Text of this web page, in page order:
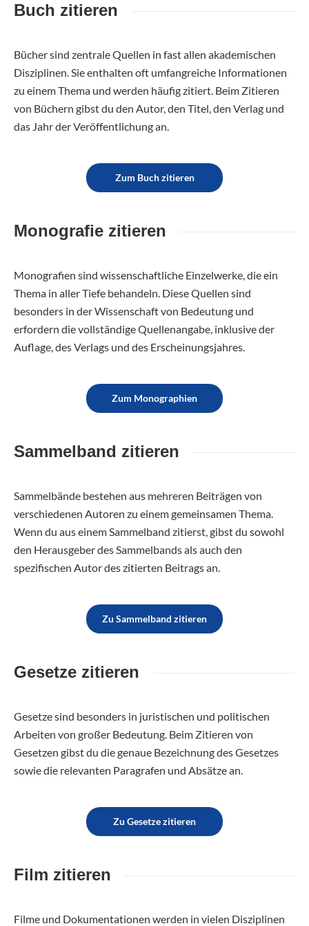
Buch zitieren
Bücher sind zentrale Quellen in fast allen akademischen
Disziplinen. Sie enthalten oft umfangreiche Informationen
zu einem Thema und werden häufig zitiert. Beim Zitieren
von Büchern gibst du den Autor, den Titel, den Verlag und
das Jahr der Veröffentlichung an.
Zum Buch zitieren
Monografie zitieren
Monografien sind wissenschaftliche Einzelwerke, die ein
Thema in aller Tiefe behandeln. Diese Quellen sind
besonders in der Wissenschaft von Bedeutung und
erfordern die vollständige Quellenangabe, inklusive der
Auflage, des Verlags und des Erscheinungsjahres.
Zum Monographien
Sammelband zitieren
Sammelbände bestehen aus mehreren Beiträgen von
verschiedenen Autoren zu einem gemeinsamen Thema.
Wenn du aus einem Sammelband zitierst, gibst du sowohl
den Herausgeber des Sammelbands als auch den
spezifischen Autor des zitierten Beitrags an.
Zu Sammelband zitieren
Gesetze zitieren
Gesetze sind besonders in juristischen und politischen
Arbeiten von großer Bedeutung. Beim Zitieren von
Gesetzen gibst du die genaue Bezeichnung des Gesetzes
sowie die relevanten Paragrafen und Absätze an.
Zu Gesetze zitieren
Film zitieren
Filme und Dokumentationen werden in vielen Disziplinen